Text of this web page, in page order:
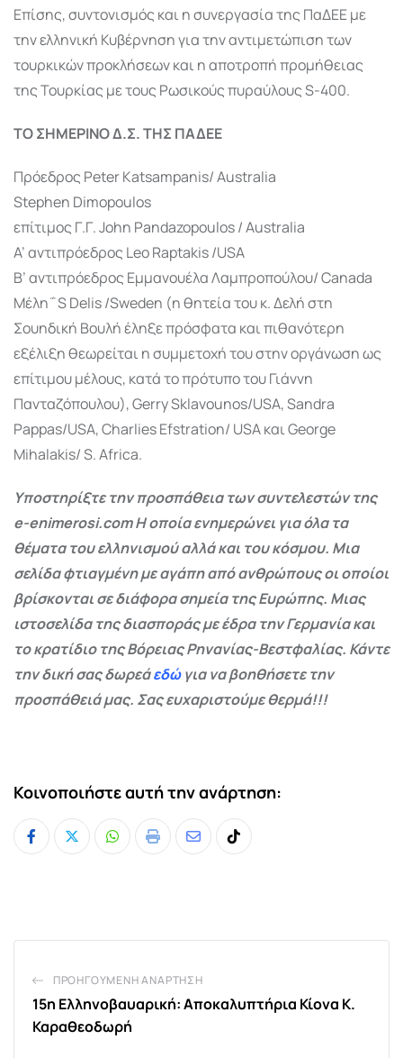
Επίσης, συντονισμός και η συνεργασία της ΠαΔΕΕ με
την ελληνική Κυβέρνηση για την αντιμετώπιση των
τουρκικών προκλήσεων και η αποτροπή προμήθειας
της Τουρκίας με τους Ρωσικούς πυραύλους S-400.
ΤΟ ΣΗΜΕΡΙΝΟ Δ.Σ. ΤΗΣ ΠΑΔΕΕ
Πρόεδρος Peter Katsampanis/ Australia
Stephen Dimopoulos
επίτιμος Γ.Γ. John Pandazopoulos / Australia
A’ αντιπρόεδρος Leo Raptakis /USA
B’ αντιπρόεδρος Eμμανουέλα Λαμπροπούλου/ Canada
Μέλη΅S Delis /Sweden (η θητεία του κ. Δελή στη
Σουηδική Βουλή έληξε πρόσφατα και πιθανότερη
εξέλιξη θεωρείται η συμμετοχή του στην οργάνωση ως
επίτιμου μέλους, κατά το πρότυπο του Γιάννη
Πανταζόπουλου), Gerry Sklavounos/USA, Sandra
Pappas/USA, Charlies Efstration/ USA και George
Mihalakis/ S. Africa.
Υποστηρίξτε την προσπάθεια των συντελεστών της
e-enimerosi.com Η οποία ενημερώνει για όλα τα
θέματα του ελληνισμού αλλά και του κόσμου. Μια
σελίδα φτιαγμένη με αγάπη από ανθρώπους οι οποίοι
βρίσκονται σε διάφορα σημεία της Ευρώπης. Μιας
ιστοσελίδα της διασποράς με έδρα την Γερμανία και
το κρατίδιο της Βόρειας Ρηνανίας-Βεστφαλίας. Κάντε
την δική σας δωρεάεδώγια να βοηθήσετε την
προσπάθειά μας. Σας ευχαριστούμε θερμά!!!
Κοινοποιήστε αυτή την ανάρτηση:
Whatsapp
Print
ShareTiktok
ΠΡΟΗΓΟΎΜΕΝΗ ΑΝΆΡΤΗΣΗ
15η Ελληνοβαυαρική: Αποκαλυπτήρια Κίονα Κ.
Καραθεοδωρή